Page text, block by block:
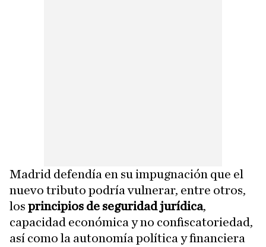
Madrid defendía en su impugnación que el
nuevo tributo podría vulnerar, entre otros,
los principios de seguridad jurídica,
capacidad económica y no confiscatoriedad,
así como la autonomía política y financiera